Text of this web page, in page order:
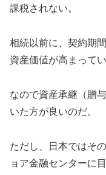
課税されない。
相続以前に、契約期
資産価値が高まって
なので資産承継（贈
いた方が良いのだ。
ただし、日本ではそ
ョア金融センターに